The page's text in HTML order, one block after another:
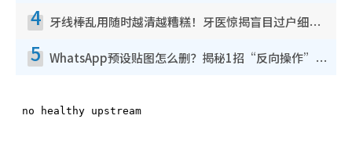
4 牙线棒乱用随时越清越糟糕！牙医惊揭盲目过户细菌恐致龋齿：这种才是日常真保养
5 WhatsApp预设贴图怎么删？揭秘1招“反向操作”还原简洁界面 附3步实测教程